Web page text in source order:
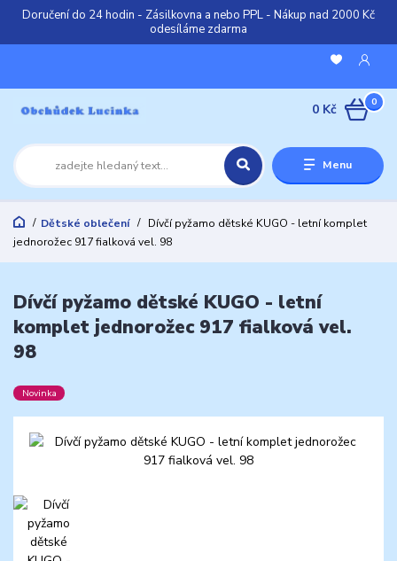
Doručení do 24 hodin - Zásilkovna a nebo PPL - Nákup nad 2000 Kč
odesíláme zdarma
Menu
0
0 Kč
Dětské oblečení
Dívčí pyžamo dětské KUGO - letní komplet
jednorožec 917 fialková vel. 98
Dívčí pyžamo dětské KUGO - letní
komplet jednorožec 917 fialková vel.
98
Novinka